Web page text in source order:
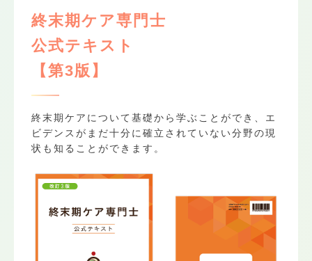
終末期ケア専門士
公式テキスト
【第3版】
終末期ケアについて基礎から学ぶことができ、エ
ビデンスがまだ十分に確立されていない分野の現
状も知ることができます。